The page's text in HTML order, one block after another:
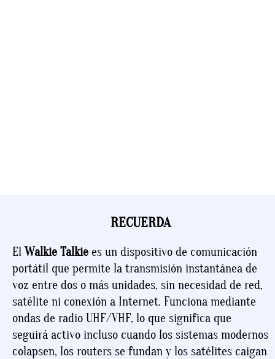
RECUERDA
El Walkie Talkie es un dispositivo de comunicación
portátil que permite la transmisión instantánea de
voz entre dos o más unidades, sin necesidad de red,
satélite ni conexión a Internet. Funciona mediante
ondas de radio UHF/VHF, lo que significa que
seguirá activo incluso cuando los sistemas modernos
colapsen, los routers se fundan y los satélites caigan